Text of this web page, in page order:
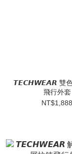
𝙏𝙀𝘾𝙃𝙒𝙀𝘼𝙍 雙色
飛行外套
NT$1,888